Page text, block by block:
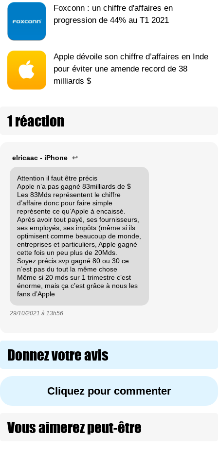
Foxconn : un chiffre d'affaires en
progression de 44% au T1 2021
Apple dévoile son chiffre d’affaires en Inde
pour éviter une amende record de 38
milliards $
1 réaction
elricaac - iPhone ↩
Attention il faut être précis
Apple n’a pas gagné 83milliards de $
Les 83Mds représentent le chiffre
d’affaire donc pour faire simple
représente ce qu’Apple à encaissé.
Après avoir tout payé, ses fournisseurs,
ses employés, ses impôts (même si ils
optimisent comme beaucoup de monde,
entreprises et particuliers, Apple gagné
cette fois un peu plus de 20Mds.
Soyez précis svp gagné 80 ou 30 ce
n’est pas du tout la même chose
Même si 20 mds sur 1 trimestre c’est
énorme, mais ça c’est grâce à nous les
fans d’Apple
29/10/2021 à 13h56
Donnez votre avis
Cliquez pour commenter
Vous aimerez peut-être